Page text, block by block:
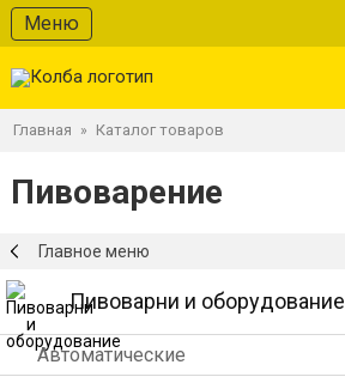
Меню
Главная » Каталог товаров
Пивоварение
Главное меню
Пивоварни и оборудование
Автоматические